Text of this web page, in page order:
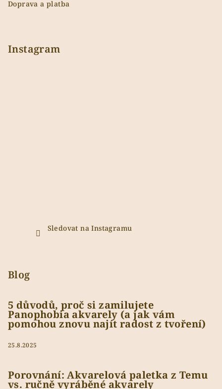
Doprava a platba
Instagram
Sledovat na Instagramu
Blog
5 důvodů, proč si zamilujete
Panophobia akvarely (a jak vám
pomohou znovu najít radost z tvoření)
25.8.2025
Porovnání: Akvarelová paletka z Temu
vs. ručně vyráběné akvarely